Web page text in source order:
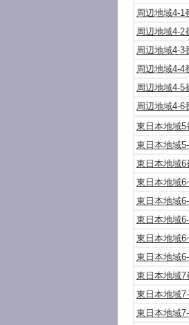
周辺地域4-1
周辺地域4-2
周辺地域4-3
周辺地域4-4
周辺地域4-5
周辺地域4-6
東日本地域5
東日本地域
東日本地域6
東日本地域
東日本地域
東日本地域
東日本地域
東日本地域
東日本地域7
東日本地域
東日本地域